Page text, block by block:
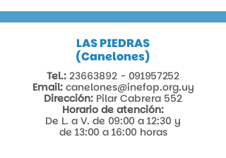
LAS PIEDRAS
(Canelones)
Tel.: 23663892 - 091957252
Email: canelones@inefop.org.uy
Dirección: Pilar Cabrera 552​
Horario de atención:
De L. a V. de 09:00 a 12:30 y
de 13:00 a 16:00 horas